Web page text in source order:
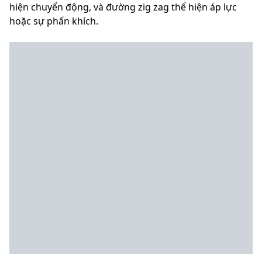
hiện chuyển động, và đường zig zag thể hiện áp lực
hoặc sự phấn khích.